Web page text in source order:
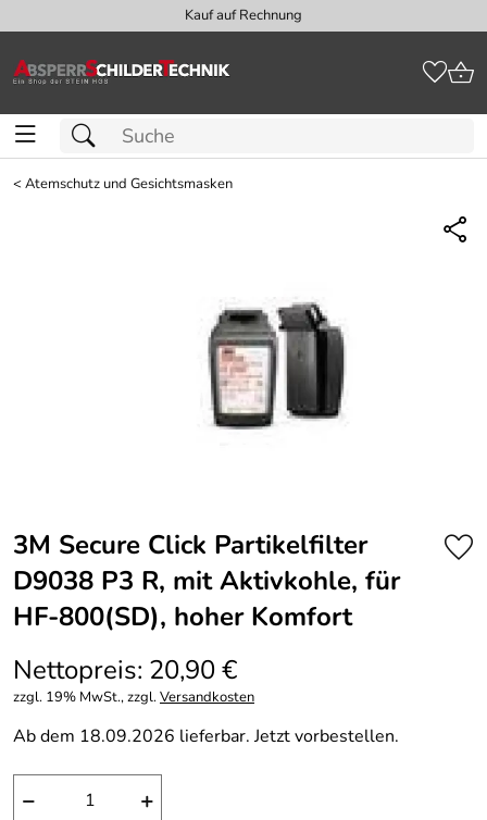
Kauf auf Rechnung
<Atemschutz und Gesichtsmasken
3M Secure Click Partikelfilter
D9038 P3 R, mit Aktivkohle, für
HF-800(SD), hoher Komfort
Nettopreis: 20,90 €
zzgl. 19% MwSt., zzgl.Versandkosten
Ab dem 18.09.2026 lieferbar. Jetzt vorbestellen.
− +